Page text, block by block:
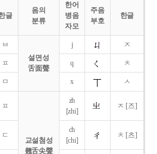
글
음의
분류
한어
병음
자모
주음
부호
한글
ㅂ
설면성
舌面聲
j ㅈ
ㅍ q ㅊ
ㅁ x ㅅ
ㅍ
교설첨성
翹舌尖聲
zh
[zhi]
ㅈ [즈]
ㄷ
ch
[chi]
ㅊ [츠]